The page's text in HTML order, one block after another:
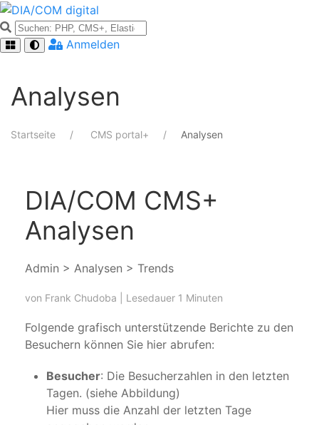
Anmelden
Analysen
Startseite CMS portal+ Analysen
DIA/COM CMS+
Analysen
Admin > Analysen > Trends
von Frank Chudoba | Lesedauer 1 Minuten
Folgende grafisch unterstützende Berichte zu den
Besuchern können Sie hier abrufen:
Besucher: Die Besucherzahlen in den letzten
Tagen. (siehe Abbildung)
Hier muss die Anzahl der letzten Tage